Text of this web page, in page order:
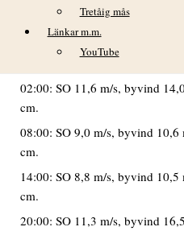
Tretåig mås
Länkar m.m.
YouTube
Mulet. Vid lunch tittade solen
NEDERBÖRD: Kl. 08: 28 mm
MIN TEMP: +6,6°C kl. 00.
02:00: SO 11,6 m/s, byvind
cm.
08:00: SO 9,0 m/s, byvind 10,6
cm.
14:00: SO 8,8 m/s, byvind 10,5
cm.
20:00: SO 11,3 m/s, byvind